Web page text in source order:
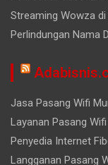
Streaming Wowza
Perlindungan Nama
Jasa Pasang Wifi
Layanan Pasang
Penyedia Internet
Langganan Pasang